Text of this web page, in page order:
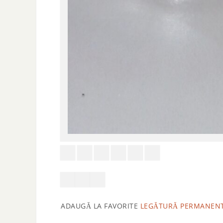
ADAUGĂ LA FAVORITE LEGĂTURĂ